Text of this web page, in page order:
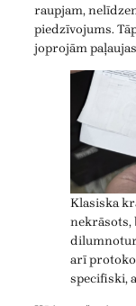
raupjam,
piedzīvojums.
joprojām
Klasiska
nekrāsots,
arī
specifiski,